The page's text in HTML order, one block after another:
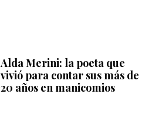
Alda Merini: la poeta que
vivió para contar sus más de
20 años en manicomios